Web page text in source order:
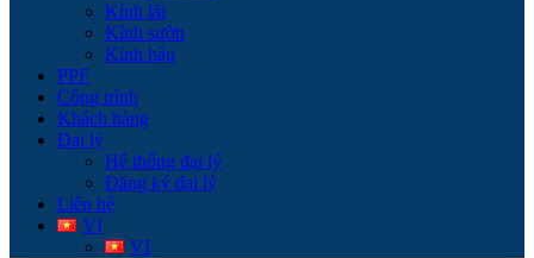
Kính lái
Kính sườn
Kính hậu
PPF
Công trình
Khách hàng
Đại lý
Hệ thống đại lý
Đăng ký đại lý
Liên hệ
VI
VI